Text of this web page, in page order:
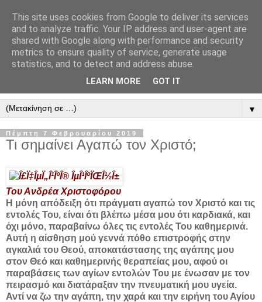
" Εξομολογεῖσθε τῶ Κυρίῳ
"
ὃτι ἀγαθός, ὃτι εἰς τόν αἰῶνα τό ἔλεος αὐτοῦ. Αλληλούϊα.
▼
Πέμπτη 7 Φεβρουαρίου 2019
Τι σημαίνει Αγαπώ τον Χριστό;
Του Ανδρέα Χριστοφόρου
Η μόνη απόδειξη ότι πράγματι αγαπώ τον Χριστό και τις
εντολές Του, είναι ότι βλέπω μέσα μου ότι καρδιακά, και
όχι μόνο, παραβαίνω όλες τις εντολές Του καθημερινά.
Αυτή η αίσθηση μού γεννά πόθο επιστροφής στην
αγκαλιά του Θεού, αποκατάστασης της αγάπης μου
στον Θεό και καθημερινής θεραπείας μου, αφού οι
παραβάσεις των αγίων εντολών Του με ένωσαν με τον
πειρασμό και διατάραξαν την πνευματική μου υγεία.
Αντί να ζω την αγάπη, την χαρά και την ειρήνη του Αγίου
This site uses cookies from Google to deliver its services
and to analyze traffic. Your IP address and user-agent are
shared with Google along with performance and security
metrics to ensure quality of service, generate usage
statistics, and to detect and address abuse.
LEARN MORE GOT IT